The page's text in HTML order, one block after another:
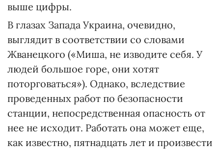
выше цифры.
В глазах Запада Украина, очевидно,
выглядит в соответствии со словами
Жванецкого («Миша, не изводите себя. У
людей большое горе, они хотят
поторговаться»). Однако, вследствие
проведенных работ по безопасности
станции, непосредственная опасность от
нее не исходит. Работать она может еще,
как известно, пятнадцать лет и произвести